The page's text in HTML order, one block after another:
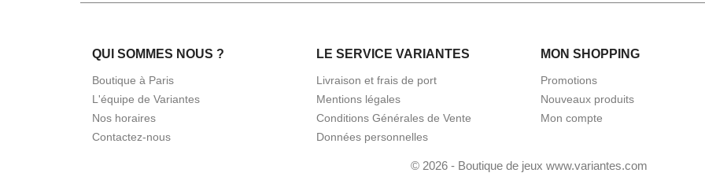
QUI SOMMES NOUS ?
Boutique à Paris
L'équipe de Variantes
Nos horaires
Contactez-nous
LE SERVICE VARIANTES
Livraison et frais de port
Mentions légales
Conditions Générales de Vente
Données personnelles
MON SHOPPING
Promotions
Nouveaux produits
Mon compte
© 2026 - Boutique de jeux www.variantes.com